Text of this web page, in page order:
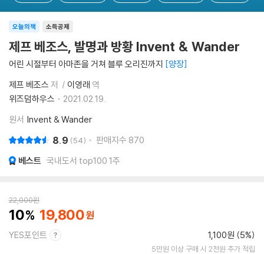
소득공제
오늘의책
제프 베조스, 발명과 방황 Invent & Wander
어린 시절부터 아마존을 거쳐 블루 오리진까지 양장
제프 베조스 저 이영래 역
위즈덤하우스
2021.02.19.
원서 Invent & Wander
8.9 54 판매지수 870
베스트 국내도서 top100 1주
22,000원
10 19,800
YES포인트 1,100원 (5%)
5만원 이상 구매 시 2천원 추가 적립